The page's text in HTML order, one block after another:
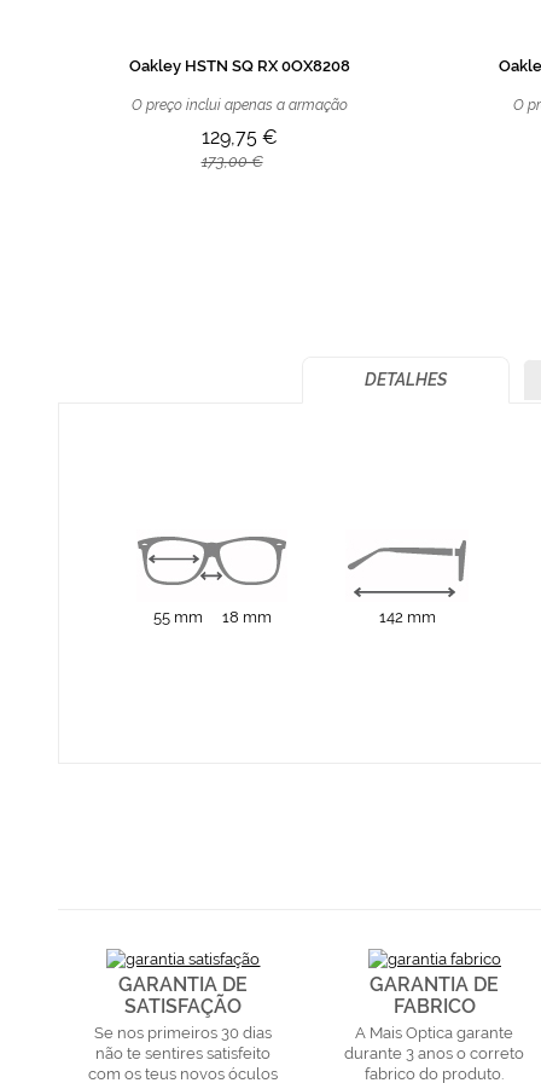
Oakley HSTN SQ RX 0OX8208
O preço inclui apenas a armação
129,75 €
173,00 €
O
DETALHES
55 mm 18 mm 142 mm
GARANTIA DE
SATISFAÇÃO
Se nos primeiros 30 dias
não te sentires satisfeito
com os teus novos óculos
GARANTIA DE
FABRICO
A Mais Optica garante
durante 3 anos o correto
fabrico do produto.